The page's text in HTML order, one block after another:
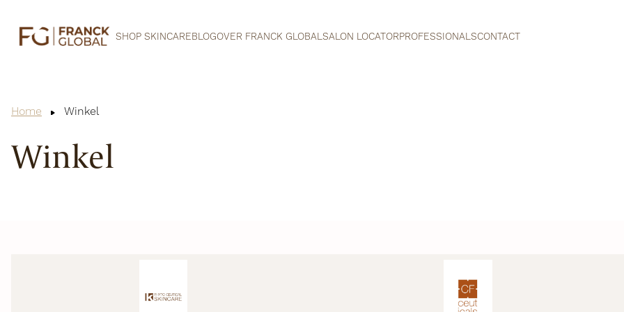
SHOP SKINCAREBLOGOVER FRANCK GLOBALSALON LOCATORPROFESSIONALSCONTACT
Home Winkel
Winkel